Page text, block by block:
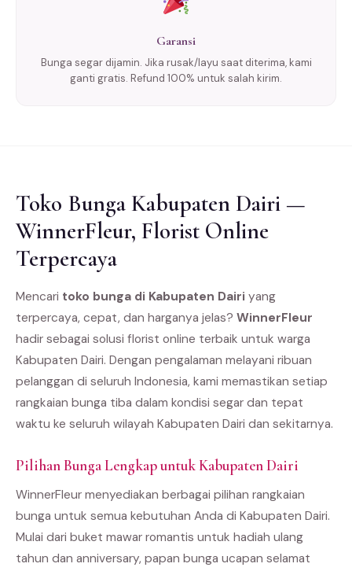
Garansi
Bunga segar dijamin. Jika rusak/layu saat diterima, kami
ganti gratis. Refund 100% untuk salah kirim.
Toko Bunga Kabupaten Dairi —
WinnerFleur, Florist Online
Terpercaya
Mencari toko bunga di Kabupaten Dairi yang
terpercaya, cepat, dan harganya jelas? WinnerFleur
hadir sebagai solusi florist online terbaik untuk warga
Kabupaten Dairi. Dengan pengalaman melayani ribuan
pelanggan di seluruh Indonesia, kami memastikan setiap
rangkaian bunga tiba dalam kondisi segar dan tepat
waktu ke seluruh wilayah Kabupaten Dairi dan sekitarnya.
Pilihan Bunga Lengkap untuk Kabupaten Dairi
WinnerFleur menyediakan berbagai pilihan rangkaian
bunga untuk semua kebutuhan Anda di Kabupaten Dairi.
Mulai dari buket mawar romantis untuk hadiah ulang
tahun dan anniversary, papan bunga ucapan selamat